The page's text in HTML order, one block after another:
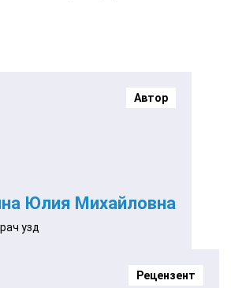
Автор
Юлия Михайловна
узд
Рецензент